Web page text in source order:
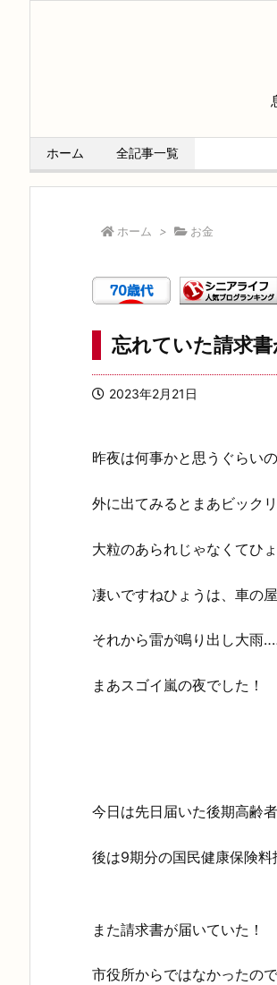
ホーム 全記事一覧
ホーム > お金
忘れていた請求
2023年2月21日
昨夜は何事かと思うぐらい
外に出てみるとまあビッ
大粒のあられじゃなくて
凄いですねひょうは、車の
それから雷が鳴り出し大雨
まあスゴイ嵐の夜でした！
今日は先日届いた後期高齢
後は9期分の国民健康保険
また請求書が届いていた！
市役所からではなかったの